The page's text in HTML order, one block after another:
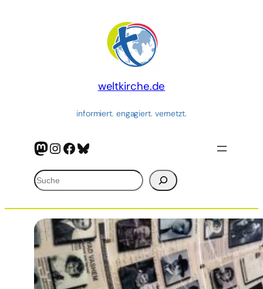
weltkirche.de
informiert. engagiert. vernetzt.
Mastodon
Instagram
Facebook
Bluesky
Suchen